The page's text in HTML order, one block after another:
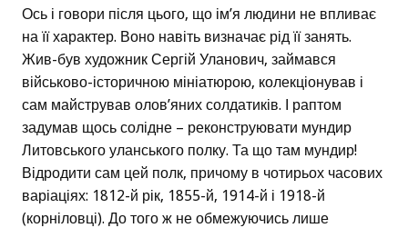
Ось і говори після цього, що ім’я людини не впливає
на її характер. Воно навіть визначає рід її занять.
Жив-був художник Сергій Уланович, займався
військово-історичною мініатюрою, колекціонував і
сам майстрував олов’яних солдатиків. І раптом
задумав щось солідне – реконструювати мундир
Литовського уланського полку. Та що там мундир!
Відродити сам цей полк, причому в чотирьох часових
варіаціях: 1812-й рік, 1855-й, 1914-й і 1918-й
(корніловці). До того ж не обмежуючись лише